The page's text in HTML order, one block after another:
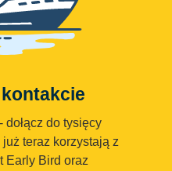
dołącz do tysięcy
teraz korzystają z
Early Bird oraz